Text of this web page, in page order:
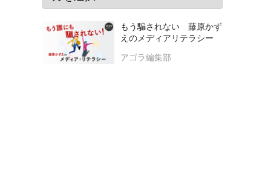
もう騙されない 藤原かず
えのメディアリテラシー
アゴラ編集部